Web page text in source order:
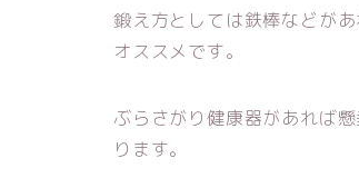
鍛え方としては鉄棒などが
オススメです。
ぶらさがり健康器があれば
ります。